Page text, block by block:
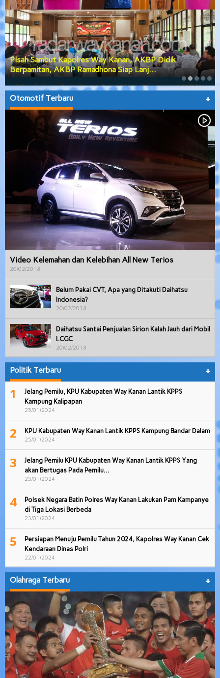
Pisah Sambut Kapolres Way Kanan, AKBP Didik
Berpamitan, AKBP Ramadhona Siap Lanj…
Otomotif Terbaru +
Video Kelemahan dan Kelebihan All New Terios
20/02/2018
Belum Pakai CVT, Apa yang Ditakuti Daihatsu
Indonesia?
20/02/2018
Daihatsu Santai Penjualan Sirion Kalah Jauh dari Mobil
LCGC
20/02/2018
Politik Terbaru +
1
Jelang Pemilu, KPU Kabupaten Way Kanan Lantik KPPS
Kampung Kalipapan
25/01/2024
2 KPU Kabupaten Way Kanan Lantik KPPS Kampung Bandar Dalam
25/01/2024
3
Jelang Pemilu KPU Kabupaten Way Kanan Lantik KPPS Yang
akan Bertugas Pada Pemilu…
25/01/2024
4
Polsek Negara Batin Polres Way Kanan Lakukan Pam Kampanye
di Tiga Lokasi Berbeda
23/01/2024
5
Persiapan Menuju Pemilu Tahun 2024, Kapolres Way Kanan Cek
Kendaraan Dinas Polri
22/01/2024
Olahraga Terbaru +